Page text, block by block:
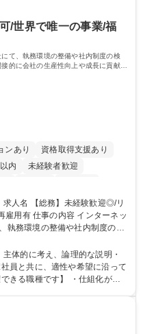
修学校 高校 語学力： 資格：第
/世界で唯一の事業/福
て、執務環境の整備や社内制度の検
的に会社の生産性向上や成長に貢献し
ンあり
資格取得支援あり
内
未経験者歓迎
内 土日祝休み 服装自由
ンターネッ
執務環境の整備や社内制度の検
し、間接的に会社の生産性向上
ンテナンスや維持管理に加え、
、会社全体を巻き込み課題解決
アパスを描くことも可能です。
/世界で唯一の事業/福利厚生◎/
体的に考え、論理的な説明・
員と共に、適性や希望に沿って
【魅力】■自己啓発支援：資格
円まで）を補助 ■住宅手当：家